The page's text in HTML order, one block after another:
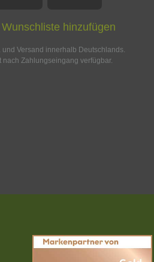
hinzufügen
Versand innerhalb Deutschlands.
nach Zahlungseingang verfügbar.